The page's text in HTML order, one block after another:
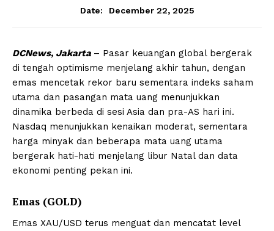
Date:
December 22, 2025
DCNews, Jakarta – Pasar keuangan global bergerak
di tengah optimisme menjelang akhir tahun, dengan
emas mencetak rekor baru sementara indeks saham
utama dan pasangan mata uang menunjukkan
dinamika berbeda di sesi Asia dan pra-AS hari ini.
Nasdaq menunjukkan kenaikan moderat, sementara
harga minyak dan beberapa mata uang utama
bergerak hati-hati menjelang libur Natal dan data
ekonomi penting pekan ini.
Emas (GOLD)
Emas XAU/USD terus menguat dan mencatat level